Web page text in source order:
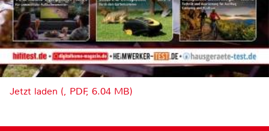
Jetzt laden (, PDF, 6.04 MB)